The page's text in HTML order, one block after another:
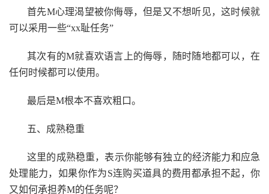
首先M心理渴望被你侮辱，但是又不想听见，这时候就
可以采用一些“xx耻任务”
其次有的M就喜欢语言上的侮辱，随时随地都可以，在
任何时候都可以使用。
最后是M根本不喜欢粗口。
五、成熟稳重
这里的成熟稳重，表示你能够有独立的经济能力和应急
处理能力，如果你作为S连购买道具的费用都承担不起，你
又如何承担养M的任务呢？